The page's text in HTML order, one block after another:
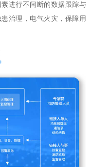
进行不间断的数据跟踪与
治理，电气火灾，保障用